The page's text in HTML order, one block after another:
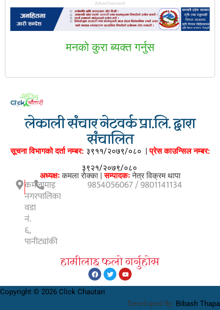
Advertisement
मनकाे कुरा ब्यक्त गर्नुस
लेकाली संचार नेटवर्क प्रा.लि. द्वारा
संचालित
सूचना विभागको दर्ता नम्बर: ३९११/२०७९/०८० |प्रेस काउन्सिल नम्बर:
३९२१/२०७९/०८०
अध्यक्षःकमला राेक्का |सम्पादकःनेत्र विक्रम थापा
कमलामाइ
नगरपालिका
वडा
नं.
६,
पानीट्यांकी
9854056067 / 9801141134
हामीलाइ फलाे गर्नुहाेस
Copyright © 2026 Click Chautari
Developed By: Bibash Thapa